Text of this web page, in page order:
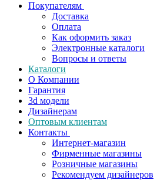
Покупателям
Доставка
Оплата
Как оформить заказ
Электронные каталоги
Вопросы и ответы
Каталоги
О Компании
Гарантия
3d модели
Дизайнерам
Оптовым клиентам
Контакты
Интернет-магазин
Фирменные магазины
Розничные магазины
Рекомендуем дизайнеров